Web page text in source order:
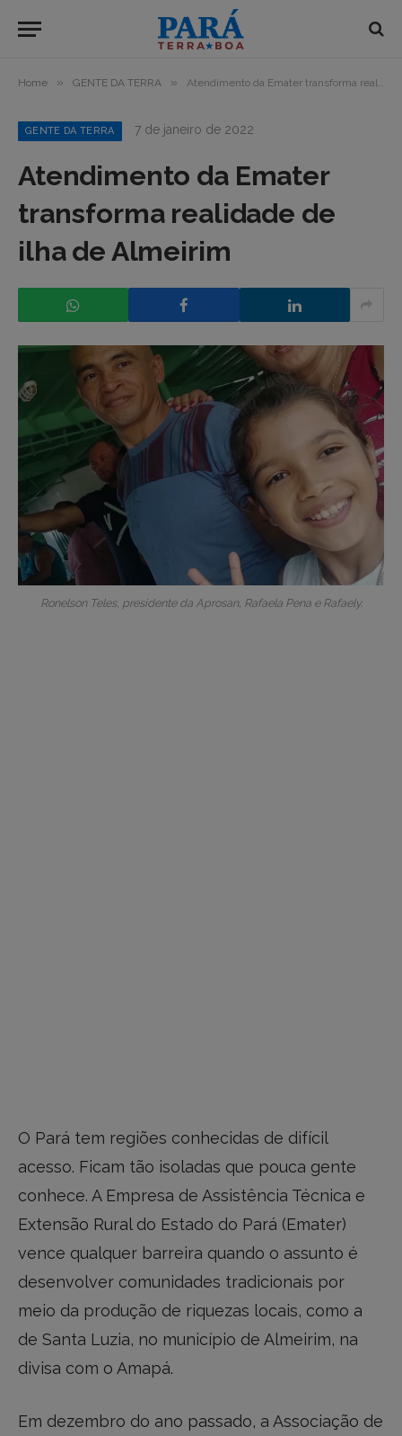
Home » GENTE DA TERRA » Atendimento da Emater transforma realidade de ilha de Almeirim
GENTE DA TERRA 7 de janeiro de 2022
Atendimento da Emater
transforma realidade de
ilha de Almeirim
Ronelson Teles, presidente da Aprosan, Rafaela Pena e Rafaely.
O Pará tem regiões conhecidas de difícil
acesso. Ficam tão isoladas que pouca gente
conhece. A Empresa de Assistência Técnica e
Extensão Rural do Estado do Pará (Emater)
vence qualquer barreira quando o assunto é
desenvolver comunidades tradicionais por
meio da produção de riquezas locais, como a
de Santa Luzia, no município de Almeirim, na
divisa com o Amapá.
Em dezembro do ano passado, a Associação de